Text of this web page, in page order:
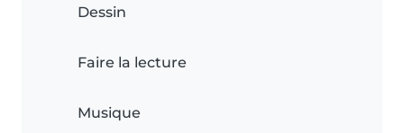
Dessin
Faire la lecture
Musique